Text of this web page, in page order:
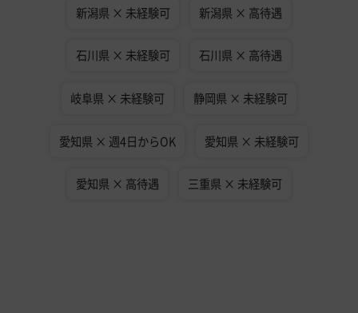
新潟県 × 未経験可 新潟県 × 高待遇
石川県 × 未経験可 石川県 × 高待遇
岐阜県 × 未経験可 静岡県 × 未経験可
愛知県 × 週4日からOK 愛知県 × 未経験可
愛知県 × 高待遇 三重県 × 未経験可